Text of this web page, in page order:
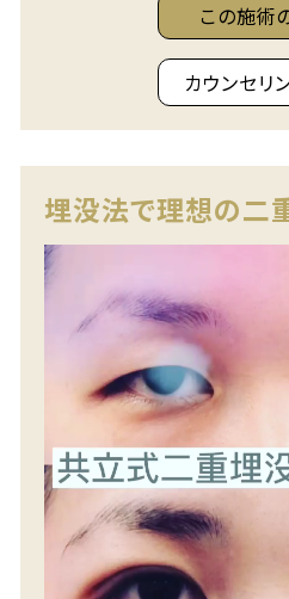
この施術
カウンセリ
埋没法で理想の二